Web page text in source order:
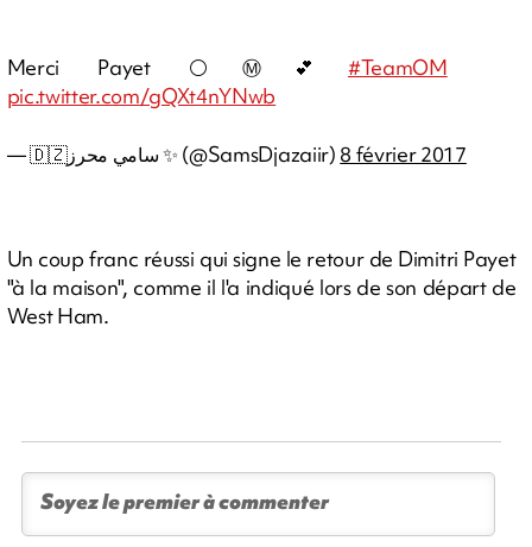
Merci Payet ⚪️Ⓜ️💕#TeamOM
pic.twitter.com/gQXt4nYNwb
— 🇩🇿‏سامي محرز ✨ (@SamsDjazaiir) 8 février 2017
Un coup franc réussi qui signe le retour de Dimitri Payet
"à la maison", comme il l'a indiqué lors de son départ de
West Ham.